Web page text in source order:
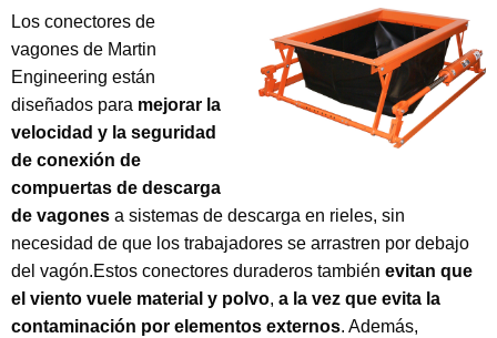
Los conectores de
vagones de Martin
Engineering están
diseñados para mejorar la
velocidad y la seguridad
de conexión de
compuertas de descarga
de vagones a sistemas de descarga en rieles, sin
necesidad de que los trabajadores se arrastren por debajo
del vagón.Estos conectores duraderos también evitan que
el viento vuele material y polvo, a la vez que evita la
contaminación por elementos externos. Además,